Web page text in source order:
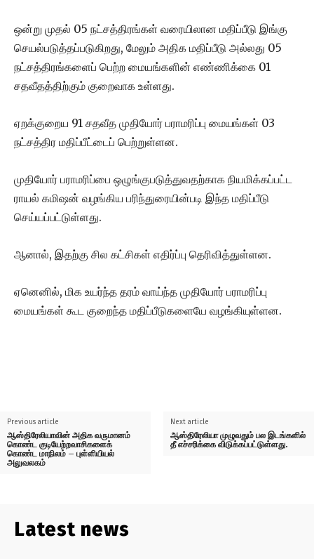
ஒன்று முதல் 05 நட்சத்திரங்கள் வரையிலான மதிப்பீடு இங்கு
செயல்படுத்தப்படுகிறது, மேலும் அதிக மதிப்பீடு அல்லது 05
நட்சத்திரங்களைப் பெற்ற மையங்களின் எண்ணிக்கை 01
சதவீதத்திற்கும் குறைவாக உள்ளது.
ஏறக்குறைய 91 சதவீத முதியோர் பராமரிப்பு மையங்கள் 03
நட்சத்திர மதிப்பீட்டைப் பெற்றுள்ளன.
முதியோர் பராமரிப்பை ஒழுங்குபடுத்துவதற்காக நியமிக்கப்பட்ட
ராயல் கமிஷன் வழங்கிய பரிந்துரையின்படி இந்த மதிப்பீடு
செய்யப்பட்டுள்ளது.
ஆனால், இதற்கு சில கட்சிகள் எதிர்ப்பு தெரிவித்துள்ளன.
ஏனெனில், மிக உயர்ந்த தரம் வாய்ந்த முதியோர் பராமரிப்பு
மையங்கள் கூட குறைந்த மதிப்பீடுகளையே வழங்கியுள்ளன.
Previous article
ஆஸ்திரேலியாவின் அதிக வருமானம்
கொண்ட குடியேற்றவாசிகளைக்
கொண்ட மாநிலம் – புள்ளியியல்
அலுவலகம்
Next article
ஆஸ்திரேலியா முழுவதும் பல இடங்களில்
தீ எச்சரிக்கை விடுக்கப்பட்டுள்ளது.
Latest news